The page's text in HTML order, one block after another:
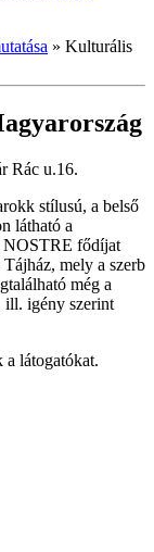
» Kulturális
Rác u.16.
stílusú, a belső
látható a
NOSTRE fődíjat
mely a szerb
még a
ill. igény szerint
a látogatókat.